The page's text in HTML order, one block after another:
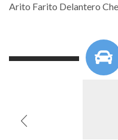
Arito Farito Delantero